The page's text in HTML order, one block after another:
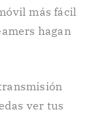
más fácil
hagan
ver tus